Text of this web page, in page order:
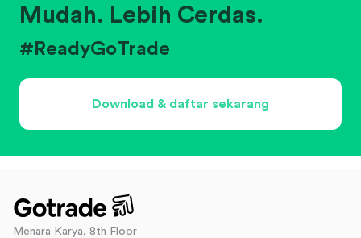
Mudah. Lebih Cerdas.
#ReadyGoTrade
Download & daftar sekarang
Menara Karya, 8th Floor